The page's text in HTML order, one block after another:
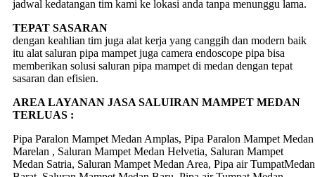
jadwal kedatangan tim kami ke lokasi anda tanpa menunggu lama.
TEPAT SASARAN
dengan keahlian tim juga alat kerja yang canggih dan modern baik
itu alat saluran pipa mampet juga camera endoscope pipa bisa
memberikan solusi saluran pipa mampet di medan dengan tepat
sasaran dan efisien.
AREA LAYANAN JASA SALUIRAN MAMPET MEDAN
TERLUAS :
Pipa Paralon Mampet Medan Amplas, Pipa Paralon Mampet Medan
Marelan , Saluran Mampet Medan Helvetia, Saluran Mampet
Medan Satria, Saluran Mampet Medan Area, Pipa air TumpatMedan